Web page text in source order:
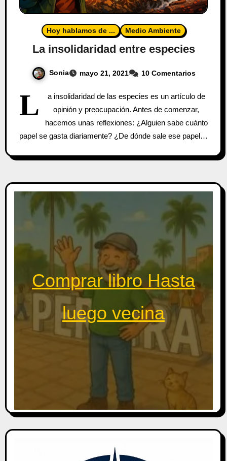
Hoy hablamos de ... Medio Ambiente
La insolidaridad entre especies
Sonia mayo 21, 2021 10 Comentarios
L
a insolidaridad de las especies es un artículo de
opinión y preocupación. Antes de comenzar,
hacemos unas reflexiones: ¿Alguien sabe cuánto
papel se gasta diariamente? ¿De dónde sale ese papel…
Comprar libro Hasta
luego vecina